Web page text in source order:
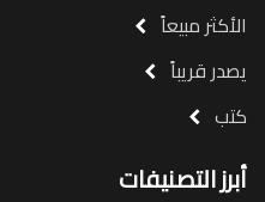
الأكثر مبيعاً
يصدر قريباً
كتب
أبرز التصنيفات